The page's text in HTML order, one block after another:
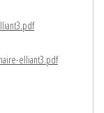
elliant3.pdf